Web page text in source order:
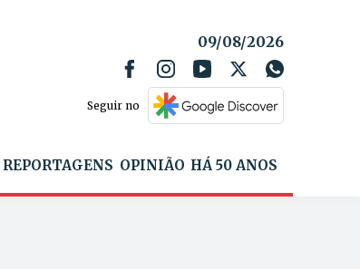
09/08/2026
Seguir no
REPORTAGENS OPINIÃO HÁ 50 ANOS